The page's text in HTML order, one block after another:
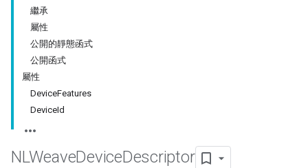
繼承
屬性
公開的靜態函式
公開函式
屬性
DeviceFeatures
DeviceId
NLWeaveDeviceDescriptor